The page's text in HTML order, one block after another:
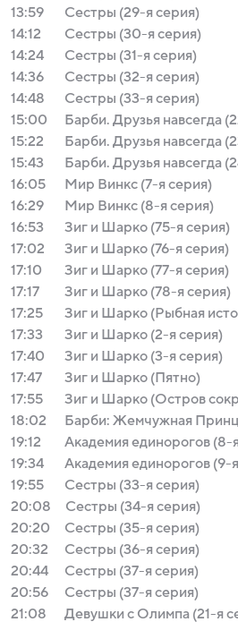
13:59
Сестры (29-я серия)
14:12
Сестры (30-я серия)
14:24
Сестры (31-я серия)
14:36
Сестры (32-я серия)
14:48
Сестры (33-я серия)
15:00
Барби. Друзья навсегда
15:22
Барби. Друзья навсегда
15:43
Барби. Друзья навсегда
16:05
Мир Винкс (7-я серия)
16:29
Мир Винкс (8-я серия)
16:53
Зиг и Шарко (75-я серия)
17:02
Зиг и Шарко (76-я серия)
17:10
Зиг и Шарко (77-я серия)
17:17
Зиг и Шарко (78-я серия)
17:25
Зиг и Шарко (Рыбная
17:33
Зиг и Шарко (2-я серия)
17:40
Зиг и Шарко (3-я серия)
17:47
Зиг и Шарко (Пятно)
17:55
Зиг и Шарко (Остров
18:02
Барби: Жемчужная
19:12
Академия единорогов (8-
19:34
Академия единорогов (9-
19:55
Сестры (33-я серия)
20:08
Сестры (34-я серия)
20:20
Сестры (35-я серия)
20:32
Сестры (36-я серия)
20:44
Сестры (37-я серия)
20:56
Сестры (37-я серия)
21:08
Девушки с Олимпа (21-я